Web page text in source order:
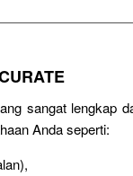
sangat lengkap
Anda seperti: